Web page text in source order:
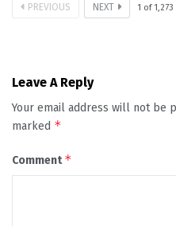
PREVIOUS NEXT 1 of 1,273
Leave A Reply
Your email address will not be
marked *
Comment*